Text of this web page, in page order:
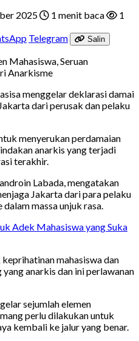
2025 1 menit baca
1
Telegram Salin
menggelar deklarasi damai
dari perusak dan pelaku
menyerukan perdamaian
anarkis yang terjadi
terakhir.
Labada, mengatakan
Jakarta dari para pelaku
massa unjuk rasa.
Adek Mahasiswa yang Suka
mahasiswa dan
anarkis dan ini perlawanan
sejumlah elemen
perlu dilakukan untuk
kembali ke jalur yang benar.